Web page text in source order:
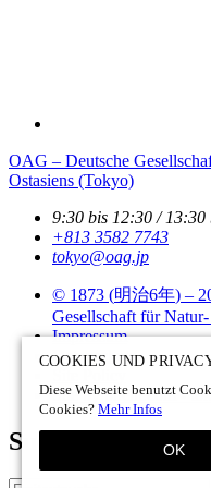
OAG – Deutsche
Ostasiens (Tokyo)
9:30 bis 12:30 /
+813 3582 7743
tokyo­@­oag­.­jp
© 1873 (明治6年) –
Gesellschaft für
Impressum
Datenschutz
Site by piichi.com -
Suchen
COOKIES UND
Diese Webseite benutzt
Cookies? Mehr Infos
OK